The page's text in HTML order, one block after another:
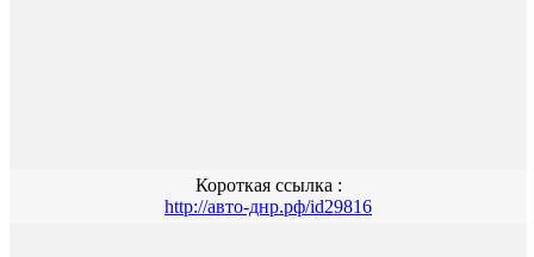
Короткая ссылка :
http://авто-днр.рф/id29816